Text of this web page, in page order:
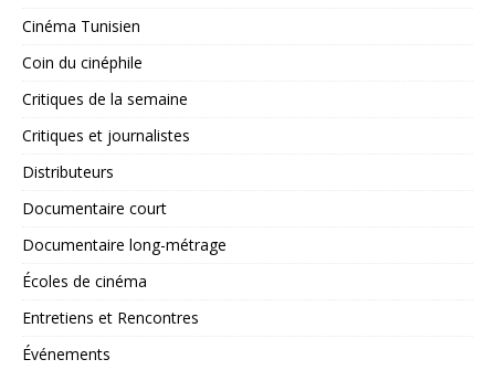
Cinéma Tunisien
Coin du cinéphile
Critiques de la semaine
Critiques et journalistes
Distributeurs
Documentaire court
Documentaire long-métrage
Écoles de cinéma
Entretiens et Rencontres
Événements